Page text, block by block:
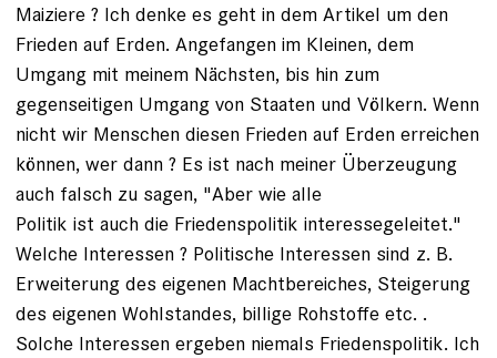
Maiziere ? Ich denke es geht in dem Artikel um den
Frieden auf Erden. Angefangen im Kleinen, dem
Umgang mit meinem Nächsten, bis hin zum
gegenseitigen Umgang von Staaten und Völkern. Wenn
nicht wir Menschen diesen Frieden auf Erden erreichen
können, wer dann ? Es ist nach meiner Überzeugung
auch falsch zu sagen, "Aber wie alle
Politik ist auch die Friedenspolitik interessegeleitet."
Welche Interessen ? Politische Interessen sind z. B.
Erweiterung des eigenen Machtbereiches, Steigerung
des eigenen Wohlstandes, billige Rohstoffe etc. .
Solche Interessen ergeben niemals Friedenspolitik. Ich